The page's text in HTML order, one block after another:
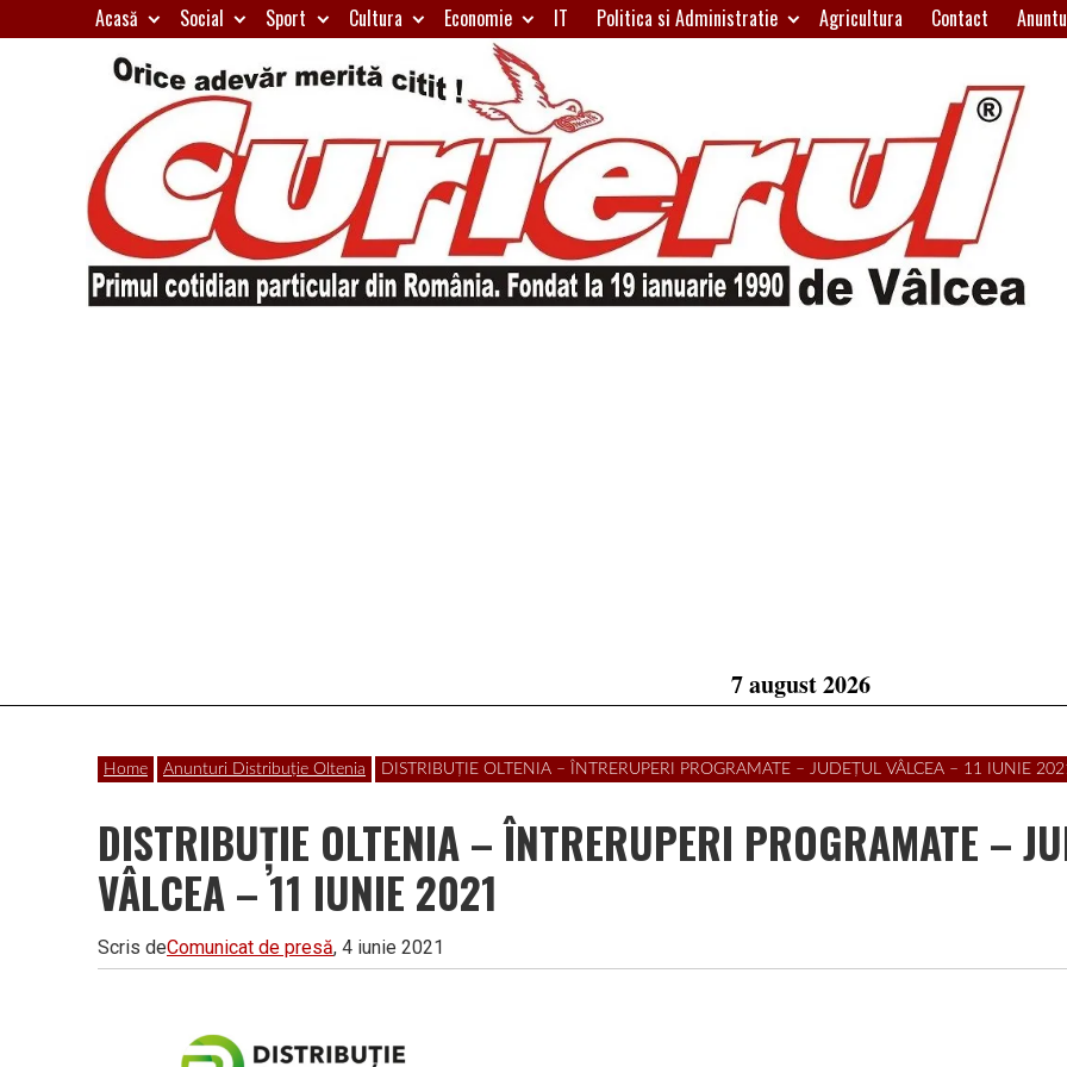
to
Acasă Social Sport Cultura Economie IT Politica si Administratie Agricultura Contact
7 august 2026
Home Anunturi Distribuție Oltenia DISTRIBUȚIE OLTENIA – ÎNTRERUPERI PROGRAMATE – JUDEȚUL VÂLCEA – 11 IUNIE
DISTRIBUȚIE OLTENIA – ÎNTRERUPERI PROGRAMATE –
VÂLCEA – 11 IUNIE 2021
Scris deComunicat de presă, 4 iunie 2021